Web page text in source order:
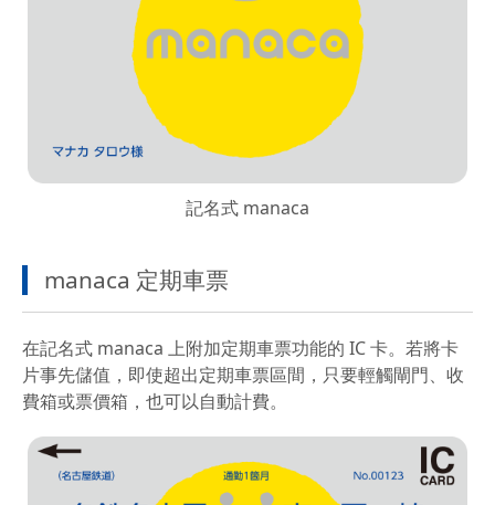
記名式 manaca
manaca 定期車票
在記名式 manaca 上附加定期車票功能的 IC 卡。若將卡
片事先儲值，即使超出定期車票區間，只要輕觸閘門、收
費箱或票價箱，也可以自動計費。